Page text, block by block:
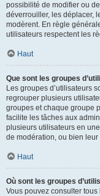
possibilité de modifier ou
déverrouiller, les déplacer,
modèrent. En règle
utilisateurs respectent les
Haut
Que sont les groupes
Les groupes d’utilisateurs
regrouper plusieurs
groupes et chaque groupe
facilite les tâches aux
plusieurs utilisateurs en
de modération, ou bien
Haut
Où sont les groupes
Vous pouvez consulter